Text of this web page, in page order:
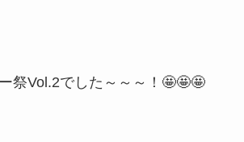
祭Vol.2でした～～～！🤩🤩🤩